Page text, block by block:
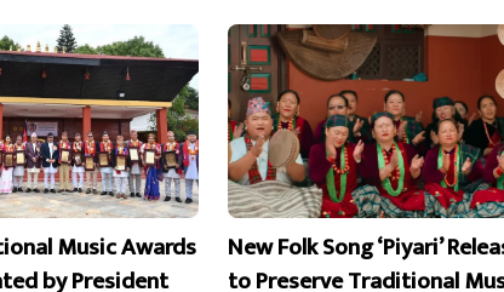
Music Awards
by President
New Folk Song ‘Piyari’
to Preserve Traditional